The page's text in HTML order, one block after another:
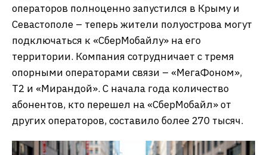
операторов полноценно запустился в Крыму и
Севастополе – теперь жители полуострова могут
подключаться к «СберМобайлу» на его
территории. Компания сотрудничает с тремя
опорными операторами связи – «МегаФоном»,
Т2 и «Мирандой». С начала года количество
абонентов, кто перешел на «СберМобайл» от
других операторов, составило более 270 тысяч.